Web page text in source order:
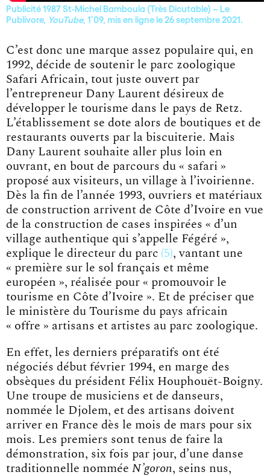
Publicité 1987 St-Michel Bamboula (Très Dicutable) – Le
Publivore, YouTube, 1’09, mis en ligne le 26 septembre 2021.
C’est donc une marque assez populaire qui, en
1992, décide de soutenir le parc zoologique
Safari Africain, tout juste ouvert par
l’entrepreneur Dany Laurent désireux de
développer le tourisme dans le pays de Retz.
L’établissement se dote alors de boutiques et de
restaurants ouverts par la biscuiterie. Mais
Dany Laurent souhaite aller plus loin en
ouvrant, en bout de parcours du « safari »
proposé aux visiteurs, un village à l’ivoirienne.
Dès la fin de l’année 1993, ouvriers et matériaux
de construction arrivent de Côte d’Ivoire en vue
de la construction de cases inspirées « d’un
village authentique qui s’appelle Fégéré »,
explique le directeur du parc 5 , vantant une
« première sur le sol français et même
européen », réalisée pour « promouvoir le
tourisme en Côte d’Ivoire ». Et de préciser que
le ministère du Tourisme du pays africain
« offre » artisans et artistes au parc zoologique.
En effet, les derniers préparatifs ont été
négociés début février 1994, en marge des
obsèques du président Félix Houphouët-Boigny.
Une troupe de musiciens et de danseurs,
nommée le Djolem, et des artisans doivent
arriver en France dès le mois de mars pour six
mois. Les premiers sont tenus de faire la
démonstration, six fois par jour, d’une danse
traditionnelle nommée N’goron, seins nus,